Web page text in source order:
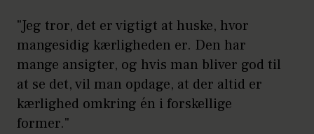
"Jeg tror, det er vigtigt at huske, hvor
mangesidig kærligheden er. Den har
mange ansigter, og hvis man bliver god til
at se det, vil man opdage, at der altid er
kærlighed omkring én i forskellige
former."